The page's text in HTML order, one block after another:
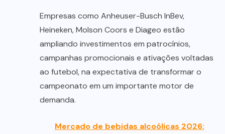
Empresas como Anheuser-Busch InBev,
Heineken, Molson Coors e Diageo estão
ampliando investimentos em patrocínios,
campanhas promocionais e ativações voltadas
ao futebol, na expectativa de transformar o
campeonato em um importante motor de
demanda.
Mercado de bebidas alcoólicas 2026: